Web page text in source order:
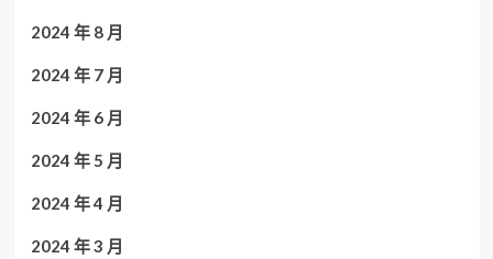
2024 年 8 月
2024 年 7 月
2024 年 6 月
2024 年 5 月
2024 年 4 月
2024 年 3 月